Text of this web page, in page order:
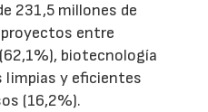
231,5 millones de
entre
biotecnología
limpias y eficientes
(16,2%).